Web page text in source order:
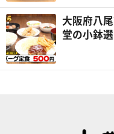
大阪府八
堂の小鉢
ロー）」